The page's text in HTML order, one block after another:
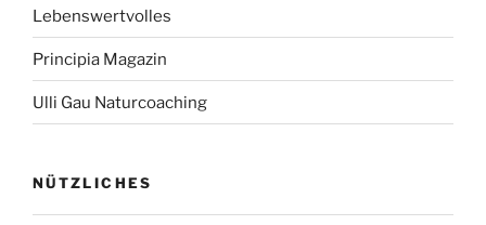
Lebenswertvolles
Principia Magazin
Ulli Gau Naturcoaching
NÜTZLICHES